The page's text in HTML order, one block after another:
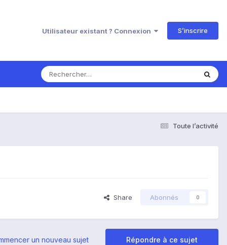
Utilisateur existant ? Connexion S’inscrire
Toute l’activité
Share Abonnés 0
Répondre à ce sujet
un nouveau sujet